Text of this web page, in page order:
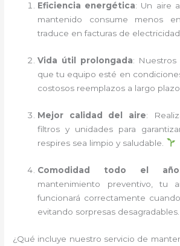
Eficiencia energética: Un aire
mantenido consume menos
traduce en facturas de electricidad
Vida útil prolongada: Nuestros
que tu equipo esté en
costosos reemplazos a largo plazo.
Mejor calidad del aire:
filtros y unidades para
respires sea limpio y saludable.
Comodidad todo el año
mantenimiento preventivo, tu
funcionará correctamente
evitando sorpresas desagradables.
¿Qué incluye nuestro servicio de